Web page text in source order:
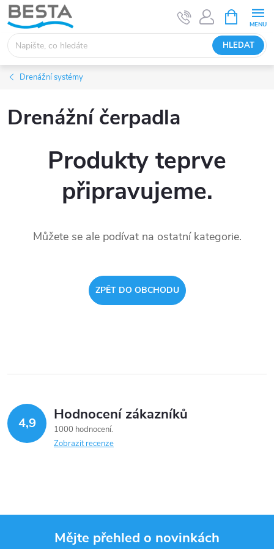
Přejít
na
obsah
HLEDAT
NÁKUPNÍ
KOŠÍK
Drenážní systémy
Drenážní čerpadla
Produkty teprve
připravujeme.
Můžete se ale podívat na ostatní kategorie.
ZPĚT DO OBCHODU
4,9 Hodnocení zákazníků
1000 hodnocení
Zobrazit recenze
Mějte přehled o novinkách